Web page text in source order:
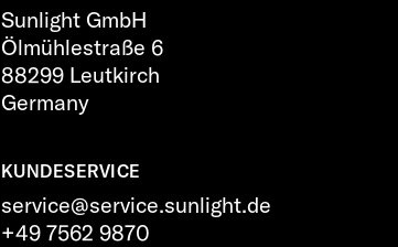
Sunlight GmbH
Ölmühlestraße 6
88299 Leutkirch
Germany
KUNDESERVICE
service@service.sunlight.de
+49 7562 9870